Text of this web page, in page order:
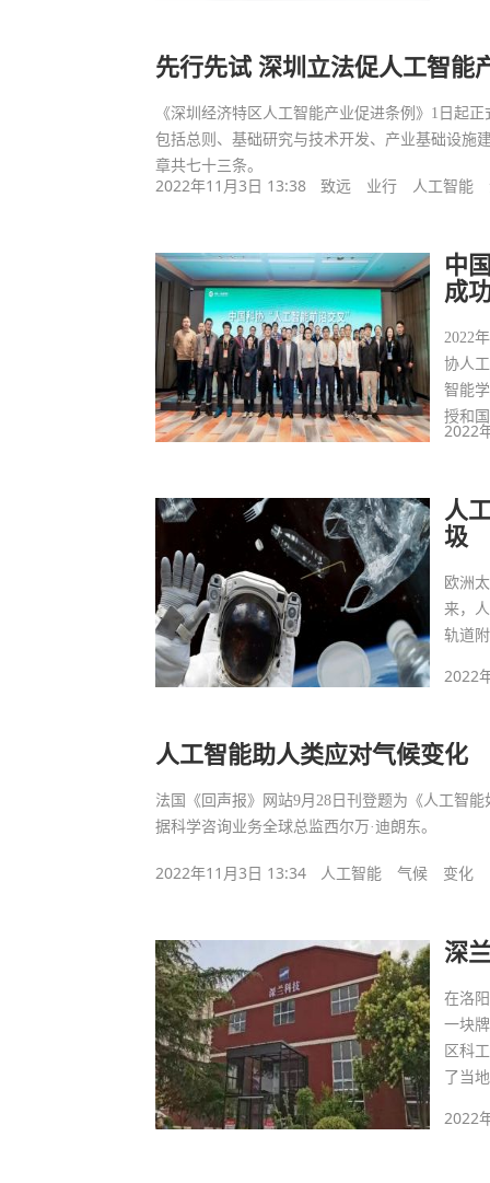
先行先试 深圳立法促人工智能
《深圳经济特区人工智能产业促进条例》1日起
包括总则、基础研究与技术开发、产业基础设施
章共七十三条。
2022年11月3日 13:38 致远 业行 人工智能
中
成
2022
协人
智能
授和
2022
人
圾
欧洲
来，
轨道
2022
人工智能助人类应对气候变化
法国《回声报》网站9月28日刊登题为《人工智
据科学咨询业务全球总监西尔万·迪朗东。
2022年11月3日 13:34 人工智能 气候 变化
深
在洛
一块
区科
了当
2022